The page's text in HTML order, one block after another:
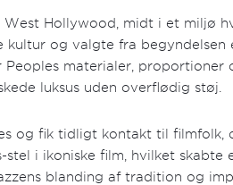
Hollywood, midt i et miljø
og valgte fra begyndelsen
materialer, proportioner
luksus uden overflødig støj.
og fik tidligt kontakt til filmfolk,
i ikoniske film, hvilket skabte
blanding af tradition og